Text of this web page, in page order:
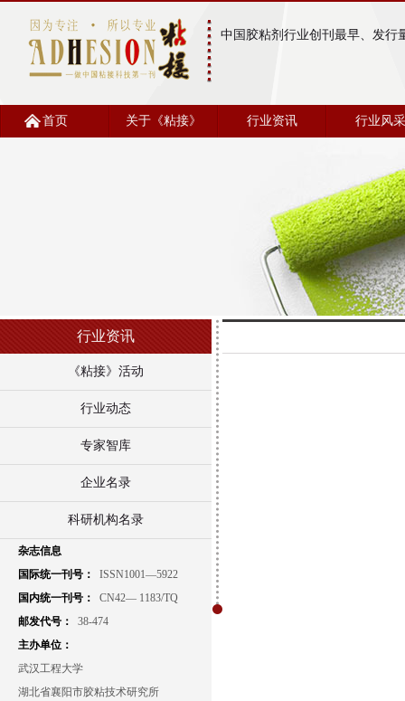
中国胶粘剂行业创刊最早、发行
首页 关于《粘接》 行业资讯 行业风采
行业资讯
《粘接》活动
行业动态
专家智库
企业名录
科研机构名录
杂志信息
国际统一刊号：
ISSN1001—5922
国内统一刊号：
CN42— 1183/TQ
邮发代号：
38-474
主办单位：
武汉工程大学
湖北省襄阳市胶粘技术研究所